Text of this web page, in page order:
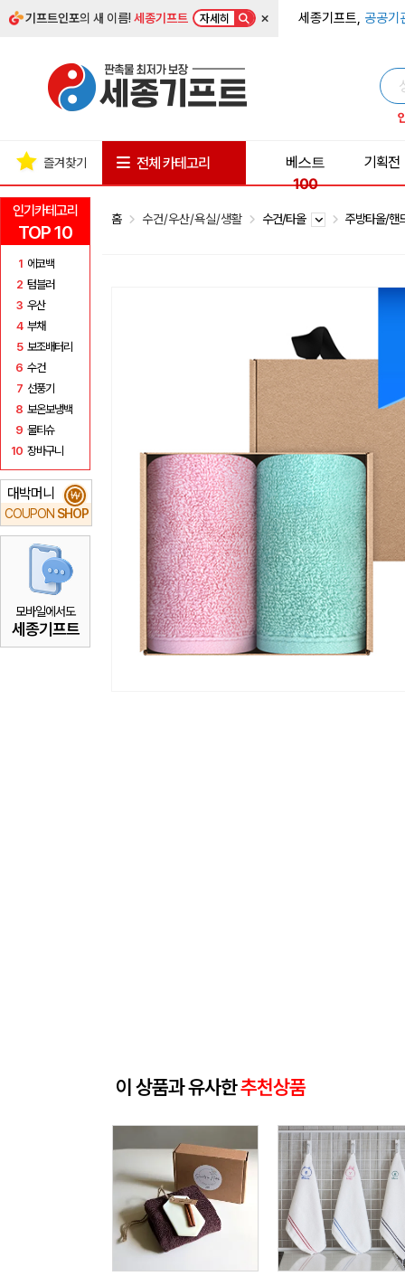
기프트인포의 새 이름!세종기프트 자세히 × 세종기프트, 공공기
인기카테고리
TOP 10
1 에코백
2 텀블러
3 우산
4 부채
5 보조배터리
6 수건
7 선풍기
8 보온보냉백
9 물티슈
10 장바구니
대박머니
COUPON SHOP
₩
모바일에서도
세종기프트
즐겨찾기 전체 카테고리
베스트
100
기획전
홈 수건/우산/욕실/생활 수건/타올 주방타올/핸
이 상품과 유사한추천상품